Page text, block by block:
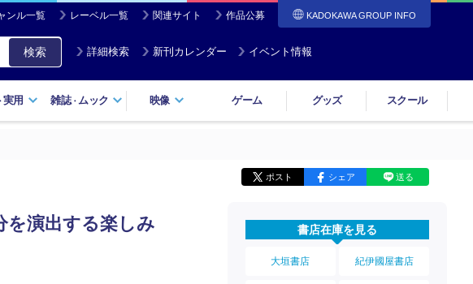
ンル一覧 レーベル一覧 関連サイト 作品公募 KADOKAWA GROUP INFO
検索 詳細検索 新刊カレンダー イベント情報
実用 雑誌・ ムック 映像 ゲーム グッズ スクール
ポスト シェア 送る
を演出する楽しみ 書店在庫を見る
大垣書店 紀伊國屋書店